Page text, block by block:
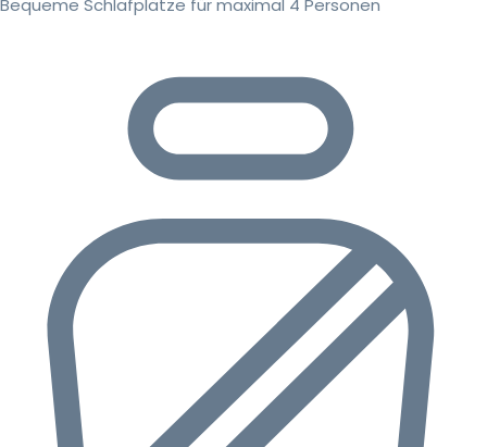
Bequeme Schlafplätze für maximal 4 Personen